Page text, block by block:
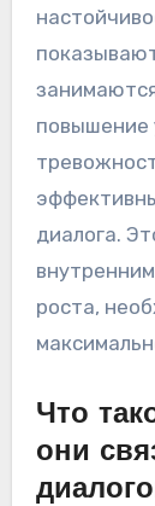
повышение
диалога.
роста,
Что
они